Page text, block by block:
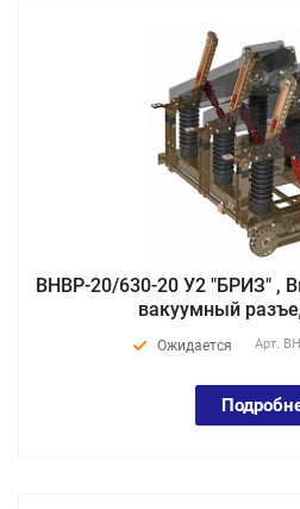
ВНВР-20/630-20 У2 "БРИЗ" ,
вакуумный
Ожидается Арт.